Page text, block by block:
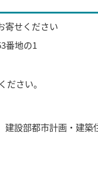
寄せください
番地の1
さい。
建設部都市計画・建